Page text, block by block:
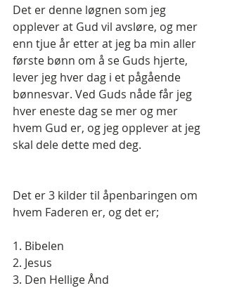
Det er denne løgnen som jeg
opplever at Gud vil avsløre, og mer
enn tjue år etter at jeg ba min aller
første bønn om å se Guds hjerte,
lever jeg hver dag i et pågående
bønnesvar. Ved Guds nåde får jeg
hver eneste dag se mer og mer
hvem Gud er, og jeg opplever at jeg
skal dele dette med deg.
Det er 3 kilder til åpenbaringen om
hvem Faderen er, og det er;
1. Bibelen
2. Jesus
3. Den Hellige Ånd